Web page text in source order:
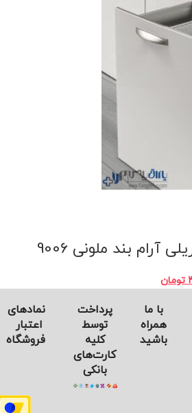
آرام بند ملونی 9006
تومان
با ما
همراه
باشید
پرداخت
توسط
کلیه
کارت‌های
بانکی
نماد‌های
اعتبار
فروشگاه